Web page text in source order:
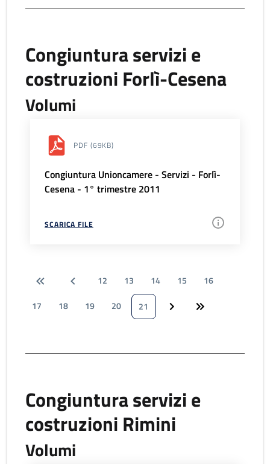
Congiuntura servizi e
costruzioni Forlì-Cesena
Volumi
PDF (69KB)
Congiuntura Unioncamere - Servizi - Forlì-
Cesena - 1° trimestre 2011
SCARICA FILE
12 13 14 15
16
17
18 19 20 21
Congiuntura servizi e
costruzioni Rimini
Volumi